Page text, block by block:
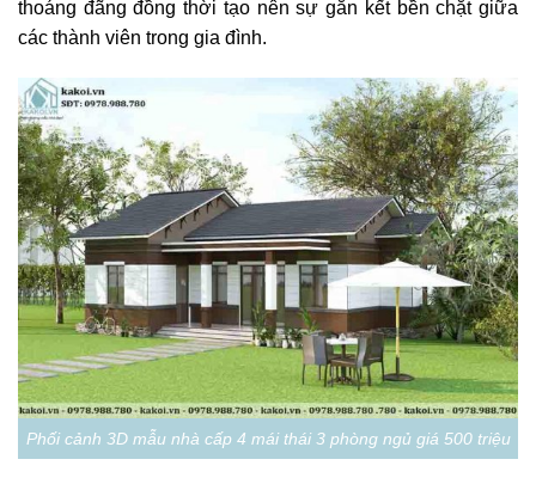
thoáng đãng đồng thời tạo nên sự gắn kết bền chặt giữa
các thành viên trong gia đình.
Phối cảnh 3D mẫu nhà cấp 4 mái thái 3 phòng ngủ giá 500 triệu